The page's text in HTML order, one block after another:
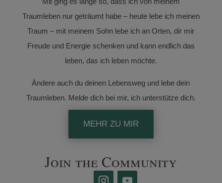
Traumleben nur geträumt habe – heute lebe ich meinen
Traum – mit meinem Sohn lebe ich an Orten, dir mir
Freude und Energie schenken und kann endlich das
leben, das ich leben möchte.
Ändere auch du deinen Lebensweg und lebe dein
Traumleben. Melde dich bei mir, ich unterstütze dich.
MEHR ZU MIR
Join the Community